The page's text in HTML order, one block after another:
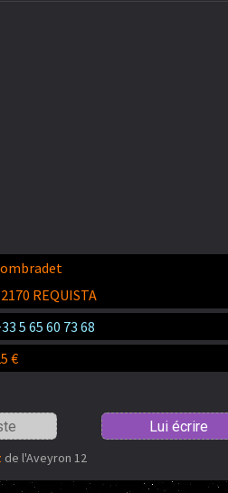
REQUISTA
5 65 60 73 68
€
Lui écrire
de l'Aveyron 12